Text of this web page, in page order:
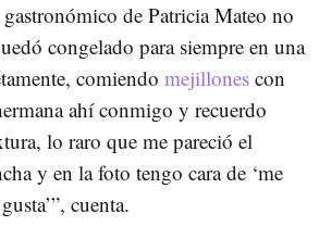
de Patricia Mateo no
congelado para siempre en una
comiendo mejillones con
ahí conmigo y recuerdo
lo raro que me pareció el
y en la foto tengo cara de ‘me
cuenta.